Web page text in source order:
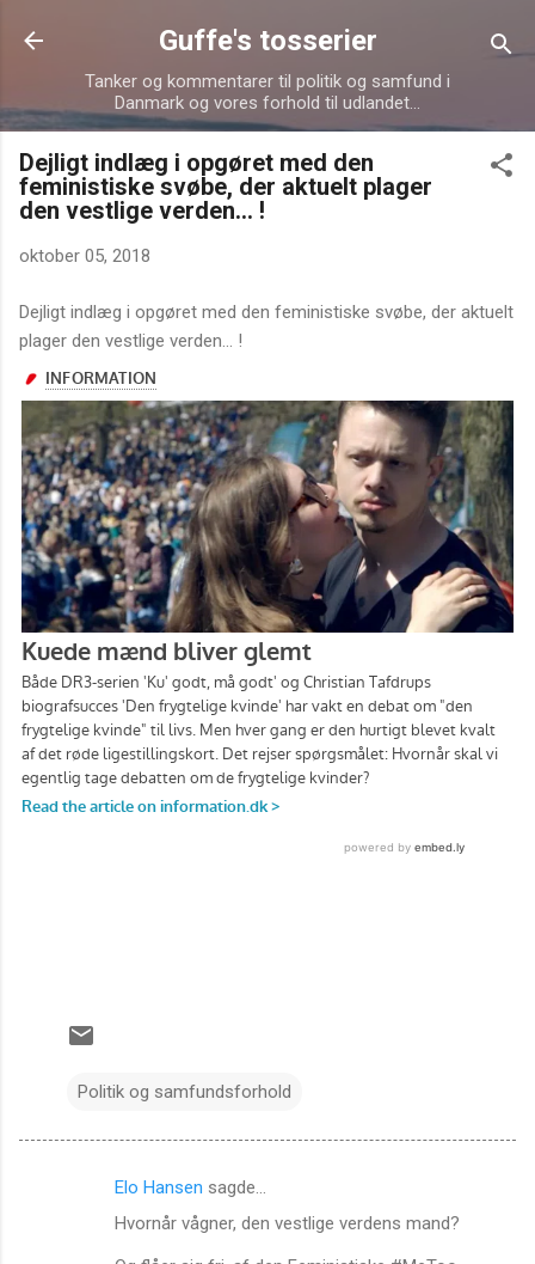
Gå videre til hovedindholdet
Guffe's tosserier
Tanker og kommentarer til politik og samfund i
Danmark og vores forhold til udlandet...
Dejligt indlæg i opgøret med den
feministiske svøbe, der aktuelt plager
den vestlige verden... !
oktober 05, 2018
Dejligt indlæg i opgøret med den feministiske svøbe, der aktuelt
plager den vestlige verden... !
Politik og samfundsforhold
Elo Hansen sagde…
Hvornår vågner, den vestlige verdens mand?